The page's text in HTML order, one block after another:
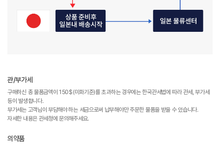
관/부가세
구매하신 총 물품금액이 150$(미화기준)를 초과하는 경우에는 한국관세법에 따라 관세, 부가세
등이 발생합니다.
부가세는 고객님이 부담해야 하는 세금으로써 납부해야만 주문한 물품을 받을 수 있습니다.
자세한 내용은 관세청에 문의해주세요.
의약품